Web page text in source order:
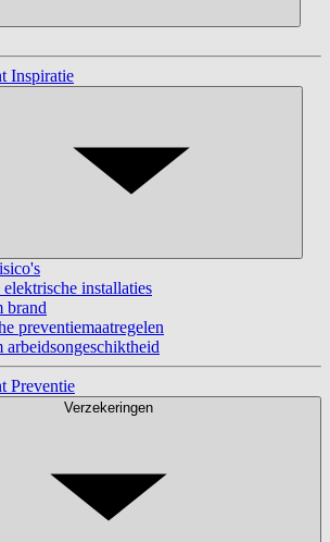
Inspiratie
elektrische installaties
brand
preventiemaatregelen
arbeidsongeschiktheid
Preventie
Verzekeringen